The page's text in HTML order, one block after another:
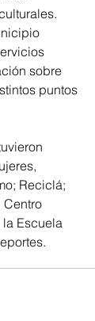
sobre
puntos
Reciclá;
Centro
la Escuela